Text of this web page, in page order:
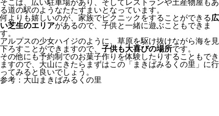
そこは、広い駐車場があり、そしてレストランや土産物屋もあ
る道の駅のようなたたずまいとなっています。
何よりも嬉しいのが、家族でピクニックをすることができる広
い芝生のエリアがあるので、子供と一緒に遊ぶこともできま
す。
アルプスの少女ハイジのように、草原を駆け抜けながら海を見
下ろすことができますので、 子供も大喜びの場所です。
その他にも予約制でのお菓子作りを体験したりすることもでき
ますので、大山にきたらまずはこの「まきばみるくの里」に行
ってみると良いでしょう。
参考：大山まきばみるくの里